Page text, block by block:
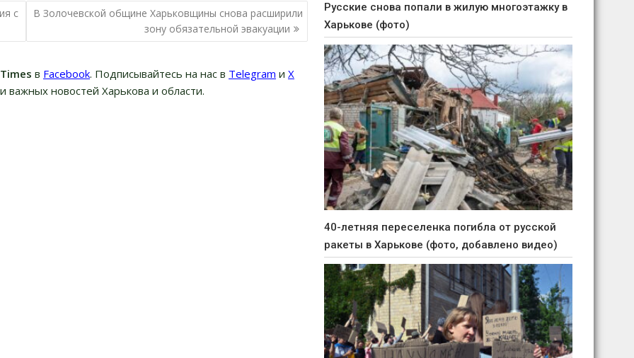
с
В Золочевской общине Харьковщины снова расширили
зону обязательной эвакуации
в Facebook. Подписывайтесь на нас в Telegram и Х
новостей Харькова и области.
Русские снова попали в жилую многоэтажку в
Харькове (фото)
40-летняя переселенка погибла от русской
ракеты в Харькове (фото, добавлено видео)